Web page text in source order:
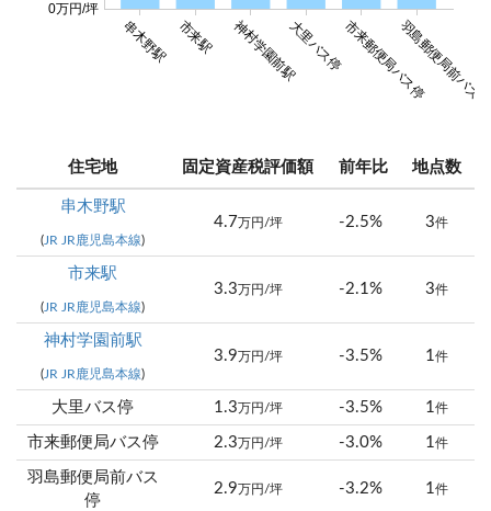
串木野駅 市来駅 神村学園前駅大里バス停市来郵便局バス停羽島郵便局前バス停
0万円/坪
住宅地 固定資産税評価額 前年比 地点数
串木野駅
(JR JR鹿児島本線)
4.7 万円/坪 -2.5% 3件
市来駅
(JR JR鹿児島本線)
3.3 万円/坪 -2.1% 3件
神村学園前駅
(JR JR鹿児島本線)
3.9 万円/坪 -3.5% 1件
大里バス停 1.3 万円/坪 -3.5% 1件
市来郵便局バス停 2.3 万円/坪 -3.0% 1件
羽島郵便局前バス
停
2.9 万円/坪 -3.2% 1件